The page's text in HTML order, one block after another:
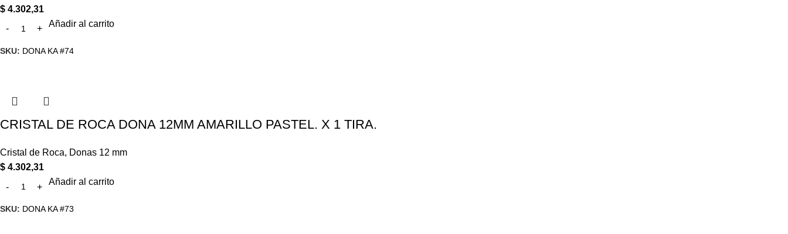
$ 4.302,31
Añadir al carrito
SKU: DONA KA #74
CRISTAL DE ROCA DONA 12MM AMARILLO PASTEL. X 1 TIRA.
Cristal de Roca, Donas 12 mm
$ 4.302,31
Añadir al carrito
SKU: DONA KA #73